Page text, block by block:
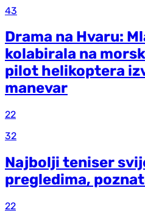
43
Drama na Hvaru:
kolabirala na
pilot helikoptera
manevar
22
32
Najbolji teniser
pregledima,
22